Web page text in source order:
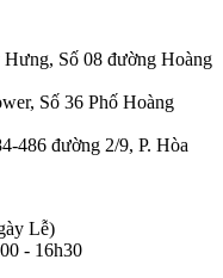
Số 08 đường Hoàng
Số 36 Phố Hoàng
486 đường 2/9, P. Hòa
Lễ)
- 16h30